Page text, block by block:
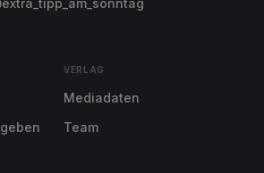
VERLAG
Mediadaten
Team